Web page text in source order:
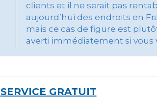
clients et il ne serait pas
aujourd’hui des endroits en
mais ce cas de figure est
averti immédiatement si vous
SERVICE GRATUIT